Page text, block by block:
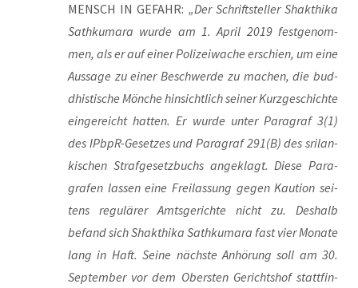
MENSCH IN GEFAHR: „Der Schrift­stel­ler Shakt­hi­ka
Sath­ku­ma­ra wur­de am 1. April 2019 fest­ge­nom­
men, als er auf einer Poli­zei­wa­che erschien, um eine
Aus­sa­ge zu einer Beschwer­de zu machen, die bud­
dhis­ti­sche Mön­che hin­sicht­lich sei­ner Kurz­ge­schich­te
ein­ge­reicht hat­ten. Er wur­de unter Para­graf 3(1)
des IPb­pR-Geset­zes und Para­graf 291(B) des sri­lan­
ki­schen Straf­ge­setz­buchs ange­klagt. Die­se Para­
gra­fen las­sen eine Frei­las­sung gegen Kau­ti­on sei­
tens regu­lä­rer Amts­ge­rich­te nicht zu. Des­halb
befand sich Shakt­hi­ka Sath­ku­ma­ra fast vier Mona­te
lang in Haft. Sei­ne nächs­te Anhö­rung soll am 30.
Sep­tem­ber vor dem Obers­ten Gerichts­hof statt­fin­